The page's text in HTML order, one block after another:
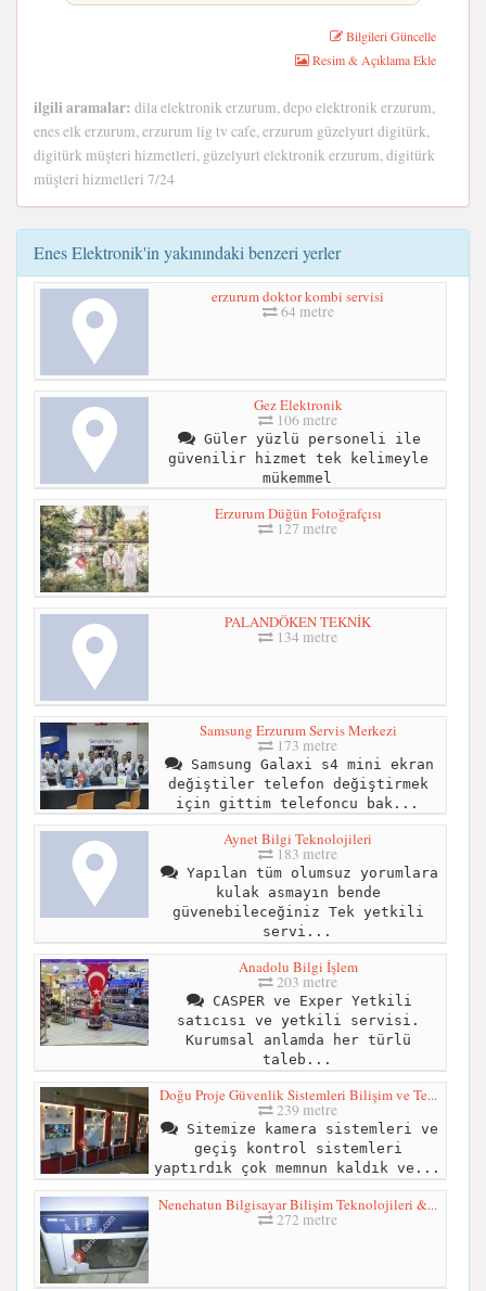
Bilgileri Güncelle
Resim & Açıklama Ekle
ilgili aramalar: dila elektronik erzurum, depo elektronik erzurum,
enes elk erzurum, erzurum lig tv cafe, erzurum güzelyurt digitürk,
digitürk müşteri hizmetleri, güzelyurt elektronik erzurum, digitürk
müşteri hizmetleri 7/24
Enes Elektronik'in yakınındaki benzeri yerler
erzurum doktor kombi servisi
64 metre
Gez Elektronik
106 metre
Güler yüzlü personeli ile
güvenilir hizmet tek kelimeyle
mükemmel
Erzurum Düğün Fotoğrafçısı
127 metre
PALANDÖKEN TEKNİK
134 metre
Samsung Erzurum Servis Merkezi
173 metre
Samsung Galaxi s4 mini ekran
değiştiler telefon değiştirmek
için gittim telefoncu bak...
Aynet Bilgi Teknolojileri
183 metre
Yapılan tüm olumsuz yorumlara
kulak asmayın bende
güvenebileceğiniz Tek yetkili
servi...
Anadolu Bilgi İşlem
203 metre
CASPER ve Exper Yetkili
satıcısı ve yetkili servisi.
Kurumsal anlamda her türlü
taleb...
Doğu Proje Güvenlik Sistemleri Bilişim ve Te...
239 metre
Sitemize kamera sistemleri ve
geçiş kontrol sistemleri
yaptırdık çok memnun kaldık ve...
Nenehatun Bilgisayar Bilişim Teknolojileri &...
272 metre